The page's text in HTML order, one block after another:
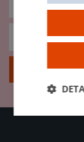
Inschrijven